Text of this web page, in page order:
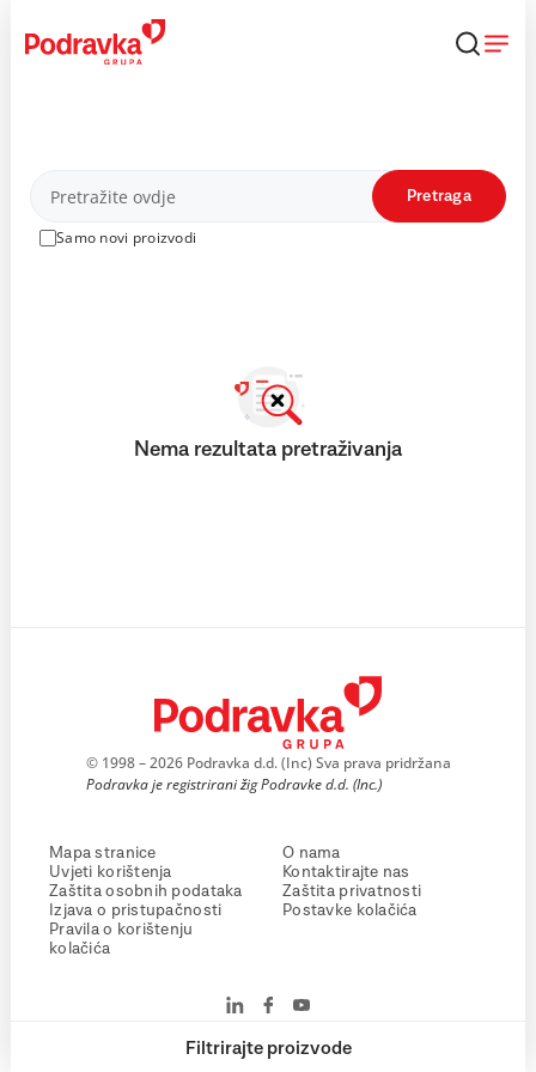
content
Proizvodi
Samo novi proizvodi
Pretraga
Filtrirajte proizvode
Nema rezultata pretraživanja
© 1998 – 2026 Podravka d.d. (Inc) Sva prava pridržana
Podravka je registrirani žig Podravke d.d. (Inc.)
Mapa stranice
Uvjeti korištenja
Zaštita osobnih podataka
Izjava o pristupačnosti
Pravila o korištenju
kolačića
O nama
Kontaktirajte nas
Zaštita privatnosti
Postavke kolačića